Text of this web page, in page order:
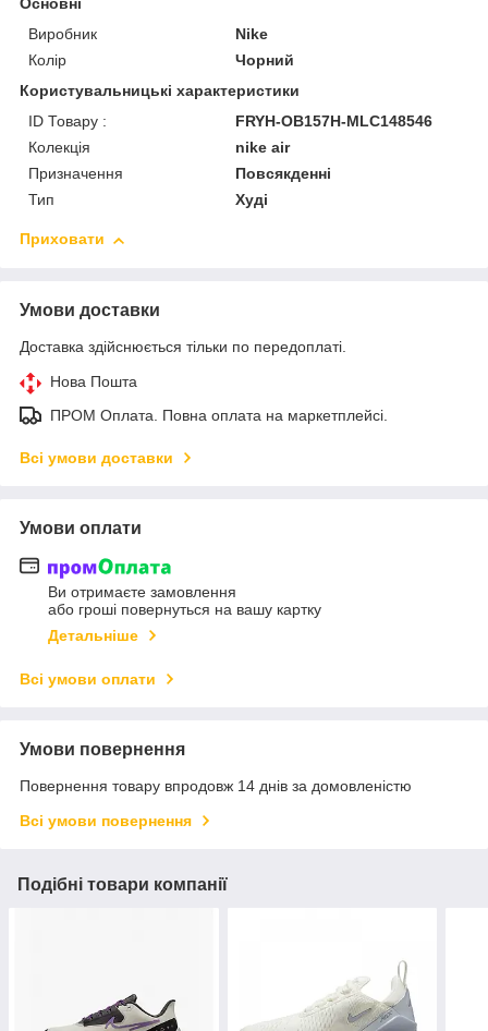
Основні
Виробник
Nike
Колір
Чорний
Користувальницькі характеристики
ID Товару :
FRYH-OB157H-MLC148546
Колекція
nike air
Призначення
Повсякденні
Тип
Худі
Приховати
Умови доставки
Доставка здійснюється тільки по передоплаті.
Нова Пошта
ПРОМ Оплата. Повна оплата на маркетплейсі.
Всі умови доставки
Умови оплати
Ви отримаєте замовлення
або гроші повернуться на вашу картку
Детальніше
Всі умови оплати
Умови повернення
Повернення товару впродовж 14 днів за домовленістю
Всі умови повернення
Подібні товари компанії